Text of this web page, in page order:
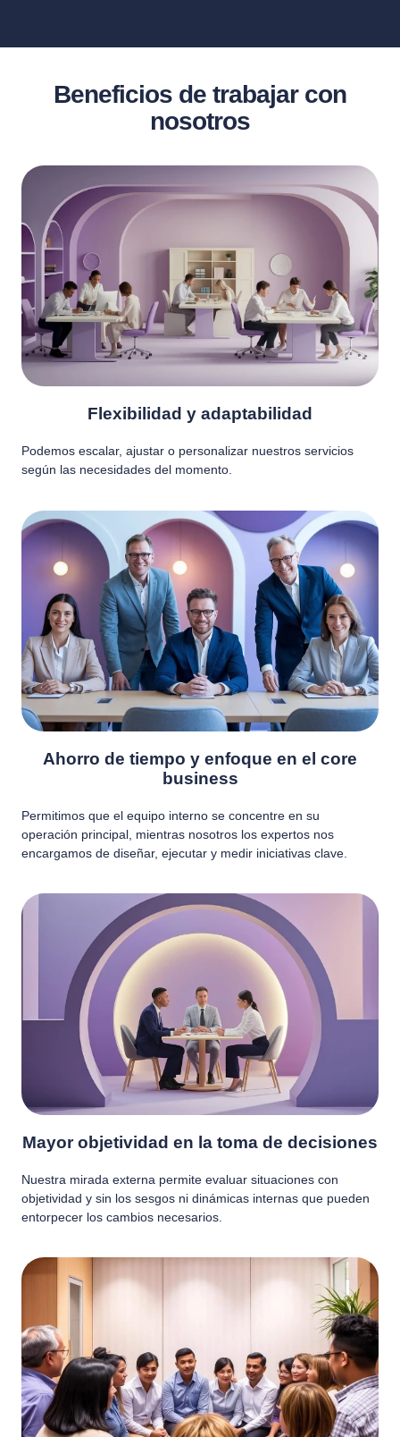
Beneficios de trabajar con
nosotros
Flexibilidad y adaptabilidad
Podemos escalar, ajustar o personalizar nuestros servicios
según las necesidades del momento.
Ahorro de tiempo y enfoque en el core
business
Permitimos que el equipo interno se concentre en su
operación principal, mientras nosotros los expertos nos
encargamos de diseñar, ejecutar y medir iniciativas clave.
Mayor objetividad en la toma de decisiones
Nuestra mirada externa permite evaluar situaciones con
objetividad y sin los sesgos ni dinámicas internas que pueden
entorpecer los cambios necesarios.